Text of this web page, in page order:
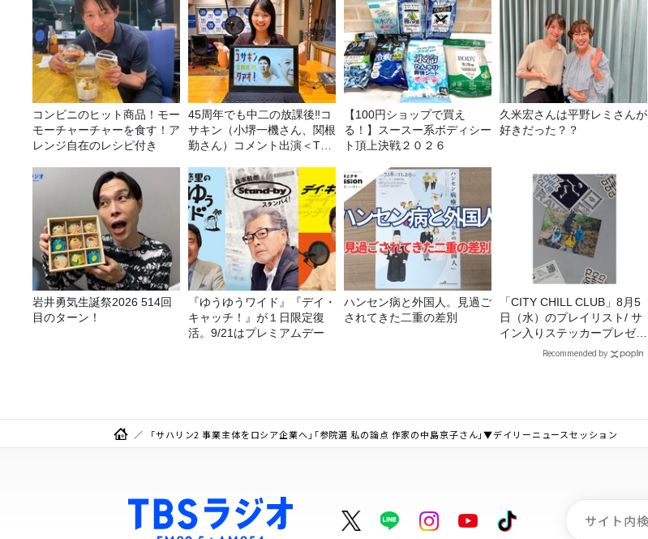
コンビニのヒット商品！モー
モーチャーチャーを食す！ア
レンジ自在のレシピ付き
45周年でも中二の放課後‼コ
サキン（小堺一機さん、関根
勤さん）コメント出演＜TBS
告＞
【100円ショップで買え
る！】スースー系ボディシー
ト頂上決戦２０２６
久米宏さんは平野レミさんが
好きだった？？
岩井勇気生誕祭2026 514回
目のターン！
『ゆうゆうワイド』『デイ・
キャッチ！』が１日限定復
活。9/21はプレミアムデー
ハンセン病と外国人。見過ご
されてきた二重の差別
「CITY CHILL CLUB」8月5
日（水）のプレイリスト/ サ
イン入りステッカープレゼン
Recommended by
「サハリン2 事業主体をロシア企業へ」「参院選 私の論点 作家の中島京子さん」▼デイリーニュースセッション